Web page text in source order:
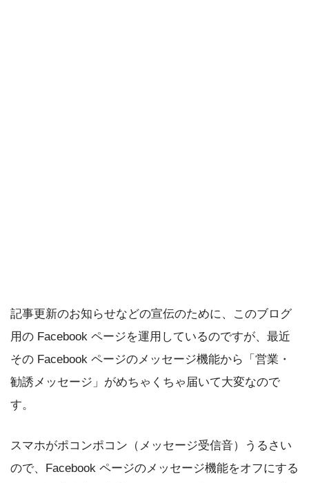
記事更新のお知らせなどの宣伝のために、このブログ
用の Facebook ページを運用しているのですが、最近
その Facebook ページのメッセージ機能から「営業・
勧誘メッセージ」がめちゃくちゃ届いて大変なので
す。
スマホがポコンポコン（メッセージ受信音）うるさい
ので、Facebook ページのメッセージ機能をオフにする